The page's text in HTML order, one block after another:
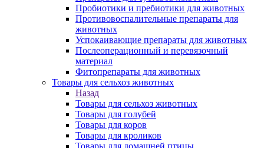
Пробиотики и пребиотики для животных
Противовоспалительные препараты для
животных
Успокаивающие препараты для животных
Послеоперационный и перевязочный
материал
Фитопрепараты для животных
Товары для сельхоз животных
Назад
Товары для сельхоз животных
Товары для голубей
Товары для коров
Товары для кроликов
Товары для домашней птицы